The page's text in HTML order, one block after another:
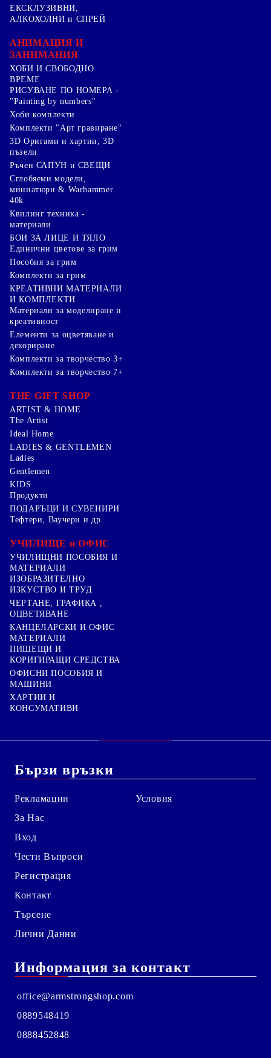
ЕКСКЛУЗИВНИ,
АЛКОХОЛНИ и СПРЕЙ
АНИМАЦИЯ И
ЗАНИМАНИЯ
ХОБИ И СВОБОДНО
ВРЕМЕ
РИСУВАНЕ ПО НОМЕРА -
"Painting by numbers"
Хоби комплекти
Комплекти "Арт гравиране"
3D Оригами и хартии, 3D
пъзели
Ръчен САПУН и СВЕЩИ
Сглобяеми модели,
миниатюри & Warhammer
40k
Квилинг техника -
материали
БОИ ЗА ЛИЦЕ И ТЯЛО
Единични цветове за грим
Пособия за грим
Комплекти за грим
КРЕАТИВНИ МАТЕРИАЛИ
И КОМПЛЕКТИ
Mатериали за моделиране и
креативност
Елементи за оцветяване и
декориране
Комплекти за творчество 3+
Комплекти за творчество 7+
THE GIFT SHOP
ARTIST & HOME
The Artist
Ideal Home
LADIES & GENTLEMEN
Ladies
Gentlemen
KIDS
Продукти
ПОДАРЪЦИ И СУВЕНИРИ
Тефтери, Ваучери и др.
УЧИЛИЩЕ и ОФИС
УЧИЛИЩНИ ПОСОБИЯ И
МАТЕРИАЛИ
ИЗОБРАЗИТЕЛНО
ИЗКУСТВО И ТРУД
ЧЕРТАНЕ, ГРАФИКА ,
ОЦВЕТЯВАНЕ
КАНЦЕЛАРСКИ И ОФИС
МАТЕРИАЛИ
ПИШЕЩИ И
КОРИГИРАЩИ СРЕДСТВА
ОФИСНИ ПОСОБИЯ И
МАШИНИ
ХАРТИИ И
КОНСУМАТИВИ
Бързи връзки
Рекламации
За Нас
Вход
Чести Въпроси
Регистрация
Контакт
Търсене
Лични Данни
Условия
Информация за контакт
office@armstrongshop.com
0889548419
0888452848